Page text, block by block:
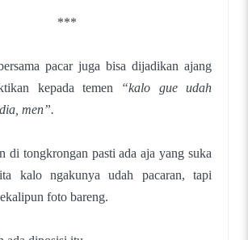
***
pacar juga bisa dijadikan ajang
kepada temen “kalo gue udah
men”.
di tongkrongan pasti ada aja yang suka
kalo ngakunya udah pacaran, tapi
foto bareng.